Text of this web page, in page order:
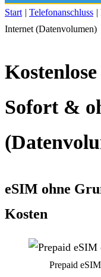
Start | Telefonanschluss |
Internet (Datenvolumen)
Sofort &
eSIM ohne
Kosten
Prepaid